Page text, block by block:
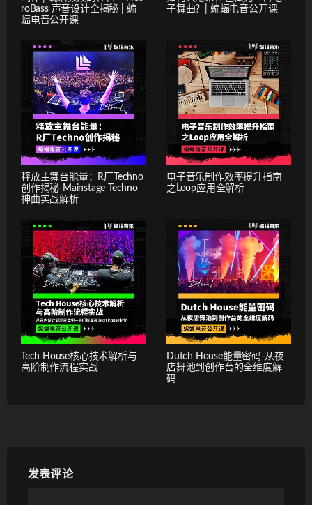
roBass 声音设计全揭秘 | 蝙
蝠电音公开课
子舞曲？| 蝙蝠电音公开课
释放主舞台能量：R厂Techno
创作揭秘-Mainstage Techno
神曲实战解析
电子音乐制作效率提升指南
之Loop应用全解析
Tech House核心技术解析与
高阶制作流程实战
Dutch House能量密码-从夜
店舞池到创作台的全维度解
码
发表评论